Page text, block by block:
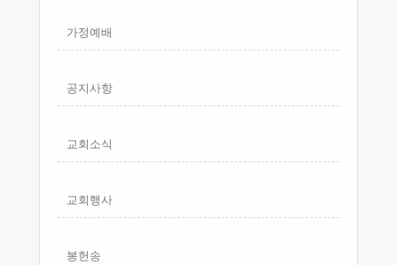
가정예배
공지사항
교회소식
교회행사
봉헌송